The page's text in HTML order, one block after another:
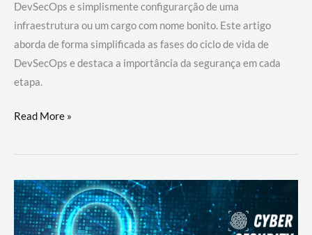
DevSecOps e simplismente configurarção de uma
infraestrutura ou um cargo com nome bonito. Este artigo
aborda de forma simplificada as fases do ciclo de vida de
DevSecOps e destaca a importância da segurança em cada
etapa.
DevSecOps
Prática:
Desenvolvimento,
Segurança
e
Read More »